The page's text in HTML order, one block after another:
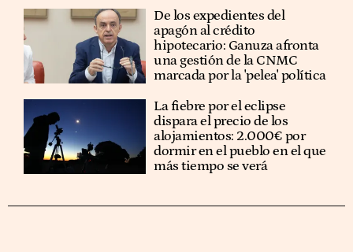
De los expedientes del
apagón al crédito
hipotecario: Ganuza afronta
una gestión de la CNMC
marcada por la 'pelea' política
La fiebre por el eclipse
dispara el precio de los
alojamientos: 2.000€ por
dormir en el pueblo en el que
más tiempo se verá